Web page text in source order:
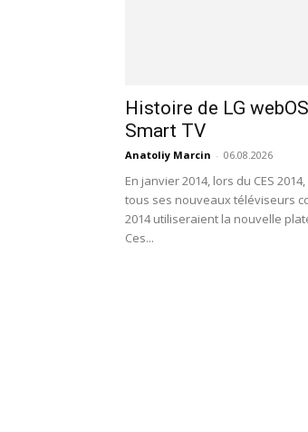
Histoire de LG
Smart TV
Anatoliy Marcin - 06.08.2026
En janvier 2014, lors du CES
tous ses nouveaux téléviseurs
2014 utiliseraient la nouvelle
Ces...